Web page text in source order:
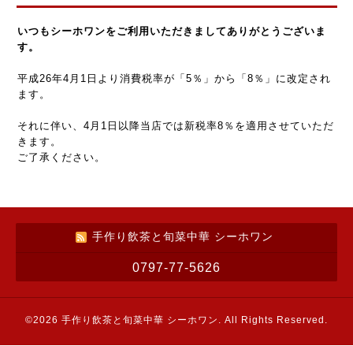
いつもシーホワンをご利用いただきましてありがとうございま
す。
平成26年4月1日より消費税率が「5％」から「8％」に改定され
ます。
それに伴い、4月1日以降当店では新税率8％を適用させていただ
きます。
ご了承ください。
手作り飲茶と旬菜中華 シーホワン
0797-77-5626
©2026 手作り飲茶と旬菜中華 シーホワン . All Rights Reserved.